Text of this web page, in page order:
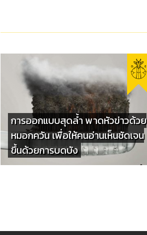
การออกแบบสุดล้ำ พาดหัวข่าวด้วย
หมอกควัน เพื่อให้คนอ่านเห็นชัดเจน
ขึ้นด้วยการบดบัง